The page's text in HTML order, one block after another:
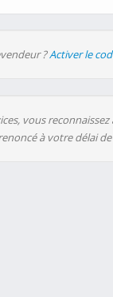
?Activer le
vous
à votre délai